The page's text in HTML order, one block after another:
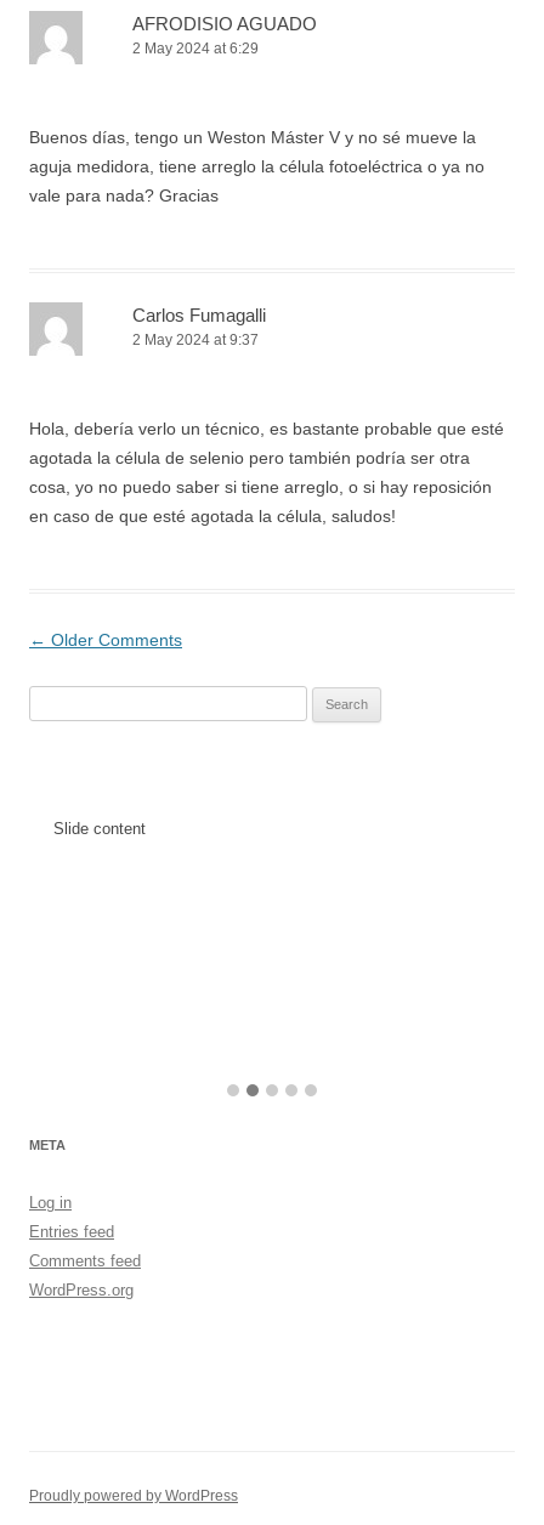
AFRODISIO AGUADO
2 May 2024 at 6:29
Buenos días, tengo un Weston Máster V y no sé mueve la
aguja medidora, tiene arreglo la célula fotoeléctrica o ya no
vale para nada? Gracias
Carlos Fumagalli
2 May 2024 at 9:37
Hola, debería verlo un técnico, es bastante probable que esté
agotada la célula de selenio pero también podría ser otra
cosa, yo no puedo saber si tiene arreglo, o si hay reposición
en caso de que esté agotada la célula, saludos!
Comment
← Older Comments
Slide content
META
Log in
Entries feed
Comments feed
WordPress.org
Proudly powered by WordPress